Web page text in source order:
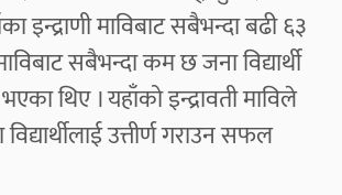
इन्द्राणी माविबाट सबैभन्दा बढी ६३
सबैभन्दा कम छ जना विद्यार्थी
थिए । यहाँको इन्द्रावती माविले
उत्तीर्ण गराउन सफल